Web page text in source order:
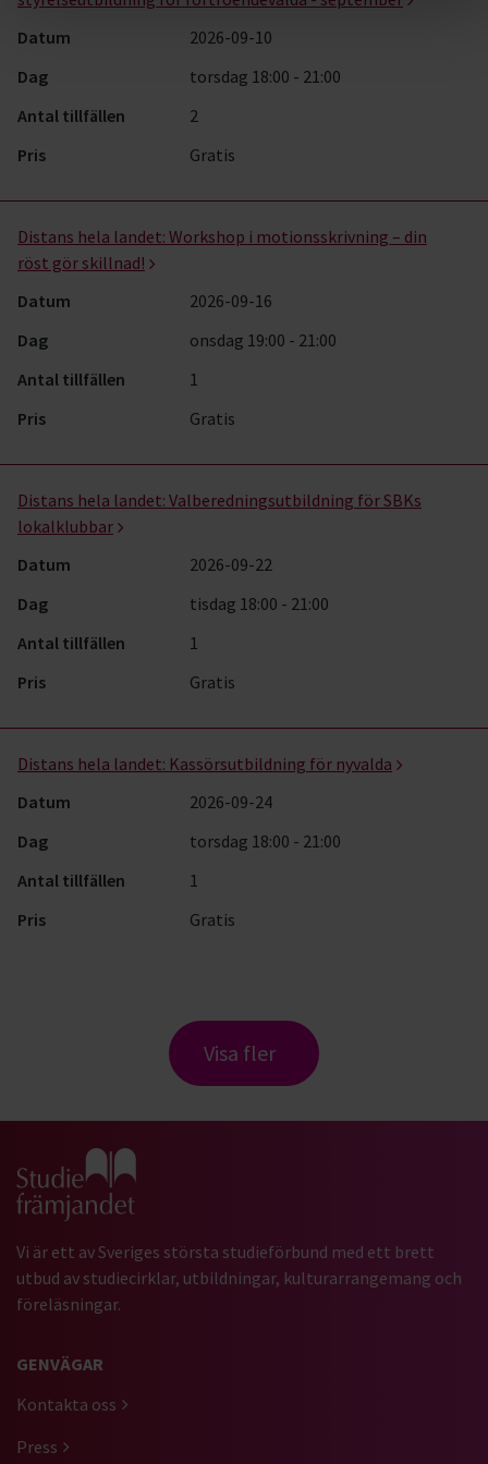
Datum
2026-09-10
Dag
torsdag 18:00 - 21:00
Antal tillfällen
2
Pris
Gratis
Distans hela landet: Workshop i motionsskrivning – din
röst gör skillnad!
Datum
2026-09-16
Dag
onsdag 19:00 - 21:00
Antal tillfällen
1
Pris
Gratis
Distans hela landet: Valberedningsutbildning för SBKs
lokalklubbar
Datum
2026-09-22
Dag
tisdag 18:00 - 21:00
Antal tillfällen
1
Pris
Gratis
Distans hela landet: Kassörsutbildning för nyvalda
Datum
2026-09-24
Dag
torsdag 18:00 - 21:00
Antal tillfällen
1
Pris
Gratis
Visa fler
Gå till studiefrämjandets startsida
Vi är ett av Sveriges största studieförbund med ett brett
utbud av studiecirklar, utbildningar, kulturarrangemang och
föreläsningar.
GENVÄGAR
Kontakta oss
Press